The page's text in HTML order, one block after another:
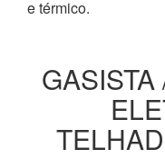
e térmico.